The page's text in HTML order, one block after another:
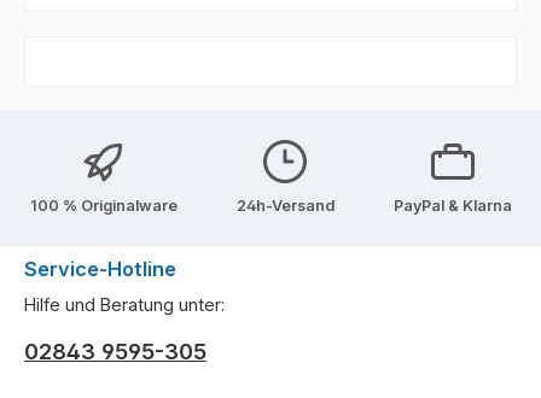
100 % Originalware 24h-Versand PayPal & Klarna
Service-Hotline
Hilfe und Beratung unter:
02843 9595-305